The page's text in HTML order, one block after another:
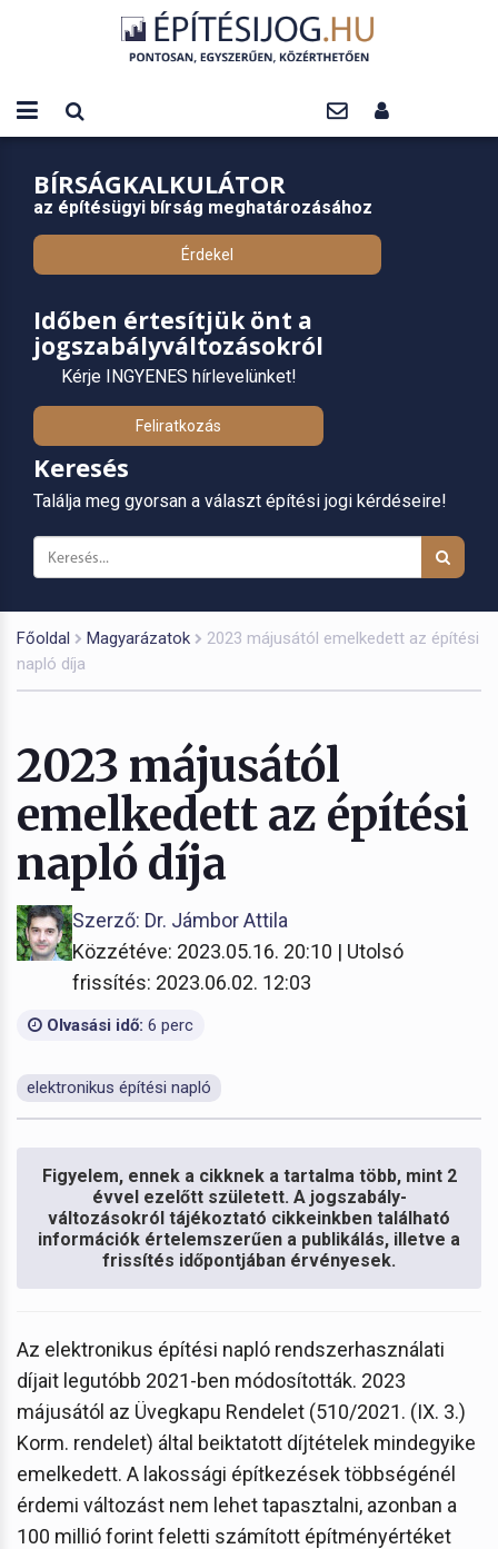
BÍRSÁGKALKULÁTOR
az építésügyi bírság meghatározásához
Érdekel
Időben értesítjük önt a
jogszabályváltozásokról
Kérje INGYENES hírlevelünket!
Feliratkozás
Keresés
Találja meg gyorsan a választ építési jogi kérdéseire!
Főoldal Magyarázatok
2023 májusától emelkedett az építési
napló díja
2023 májusától
emelkedett az építési
napló díja
Szerző: Dr. Jámbor Attila
Közzétéve: 2023.05.16. 20:10 | Utolsó
frissítés: 2023.06.02. 12:03
Olvasási idő: 6 perc
elektronikus építési napló
Figyelem, ennek a cikknek a tartalma több, mint 2
évvel ezelőtt született. A jogszabály-
változásokról tájékoztató cikkeinkben található
információk értelemszerűen a publikálás, illetve a
frissítés időpontjában érvényesek.
Az elektronikus építési napló rendszerhasználati
díjait legutóbb 2021-ben módosították. 2023
májusától az Üvegkapu Rendelet (510/2021. (IX. 3.)
Korm. rendelet) által beiktatott díjtételek mindegyike
emelkedett. A lakossági építkezések többségénél
érdemi változást nem lehet tapasztalni, azonban a
100 millió forint feletti számított építményértéket